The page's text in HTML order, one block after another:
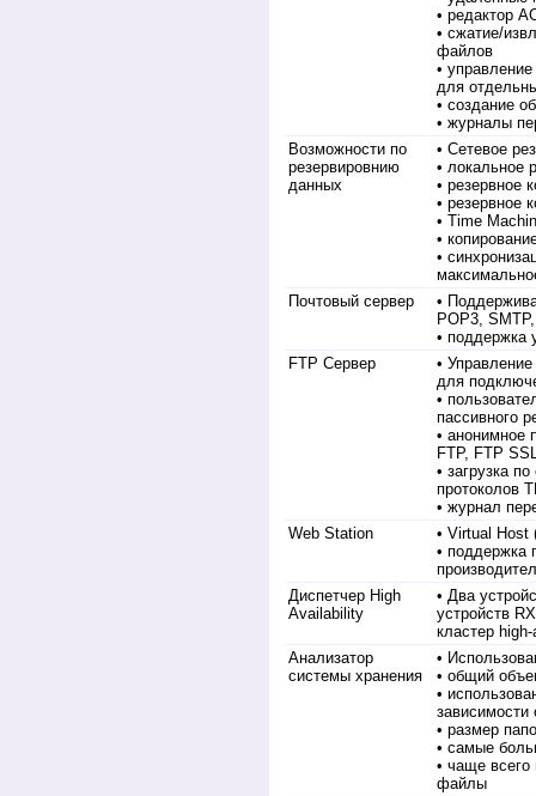
• редактор
• сжатие/
файлов
•
для
• создание
• журналы
Возможности по
резервировнию
данных
• Сетевое
• локальное
• резервное
• резервное
• Time
•
•
Почтовый сервер
•
POP3,
• поддержка
FTP Сервер
•
для
•
пассивного
• анонимное
FTP, FTP
• загрузка
протоколов
• журнал
Web Station
• Virtual Host
• поддержка
Диспетчер High
Availability
• Два
устройств
кластер
Анализатор
системы хранения
•
• общий
•
зависимости
• размер
• самые
• чаще
файлы